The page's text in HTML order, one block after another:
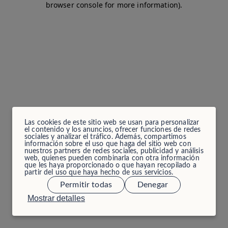
Las cookies de este sitio web se usan para personalizar
el contenido y los anuncios, ofrecer funciones de redes
sociales y analizar el tráfico. Además, compartimos
información sobre el uso que haga del sitio web con
nuestros partners de redes sociales, publicidad y análisis
web, quienes pueden combinarla con otra información
que les haya proporcionado o que hayan recopilado a
partir del uso que haya hecho de sus servicios.
Mostrar detalles
Permitir todas Denegar
browser console for more information).